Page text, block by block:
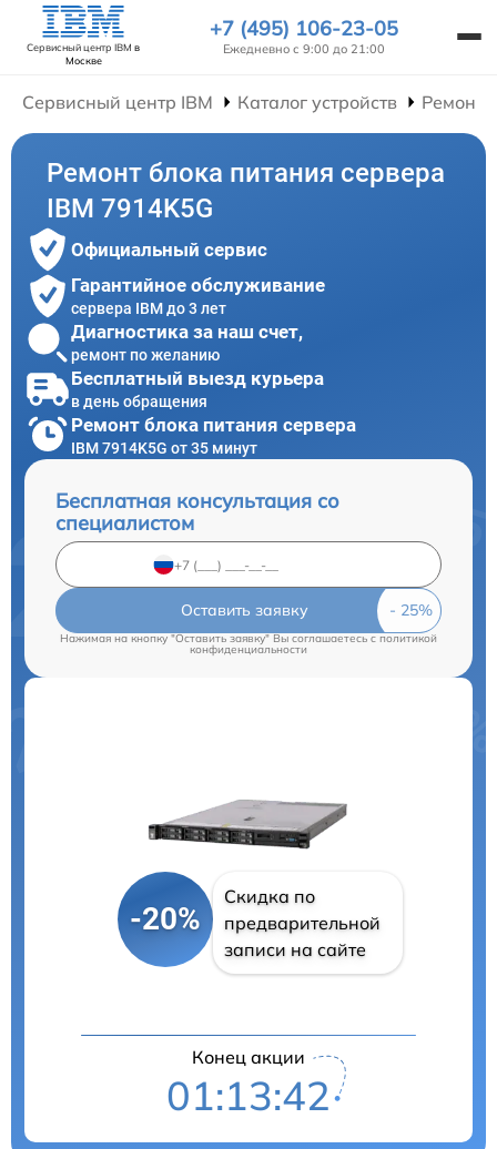
Сервисный центр IBM в
Москве
+7 (495) 106-23-05
Ежедневно с 9:00 до 21:00
Сервисный центр IBM Каталог устройств Ремонт
Ремонт блока питания сервера
IBM 7914K5G
Официальный сервис
Гарантийное обслуживание
сервера IBM до 3 лет
Диагностика за наш счет,
ремонт по желанию
Бесплатный выезд курьера
в день обращения
Ремонт блока питания сервера
IBM 7914K5G от 35 минут
Бесплатная консультация со
специалистом
Оставить заявку
Нажимая на кнопку "Оставить заявку" Вы соглашаетесь c политикой
конфиденциальности
-20%
Скидка по
предварительной
записи на сайте
Конец акции
01:13:41